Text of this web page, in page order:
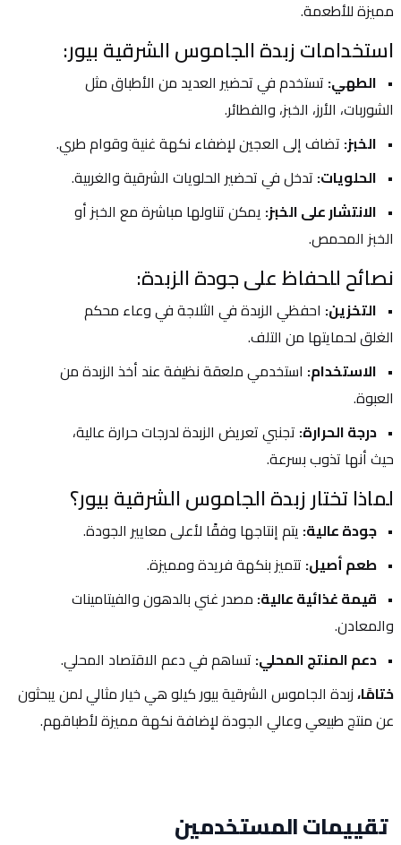
مميزة للأطعمة.
استخدامات زبدة الجاموس الشرقية بيور:
الطهي:
الشوربات، الأرز، الخبز، والفطائر.
الخبز: تضاف إلى العجين لإضفاء نكهة غنية وقوام طري.
الحلويات: تدخل في تحضير الحلويات الشرقية والغربية.
الانتشار على الخبز:
الخبز المحمص.
نصائح للحفاظ على جودة الزبدة:
التخزين:
الغلق لحمايتها من التلف.
الاستخدام:
العبوة.
درجة الحرارة:
حيث أنها تذوب بسرعة.
لماذا تختار زبدة الجاموس الشرقية بيور؟
جودة عالية: يتم إنتاجها وفقًا لأعلى معايير الجودة.
طعم أصيل: تتميز بنكهة فريدة ومميزة.
قيمة غذائية عالية:
والمعادن.
دعم المنتج المحلي: تساهم في دعم الاقتصاد المحلي.
ختامًا،
عن منتج طبيعي وعالي الجودة لإضافة نكهة مميزة لأطباقهم.
تقييمات المستخدمين